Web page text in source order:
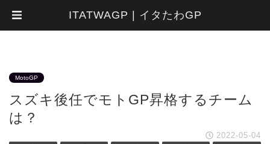
MotoGP
スズキ後任でモトGP昇格するチーム
は？
2022-05-04
ITATWAGP | イタたわGP